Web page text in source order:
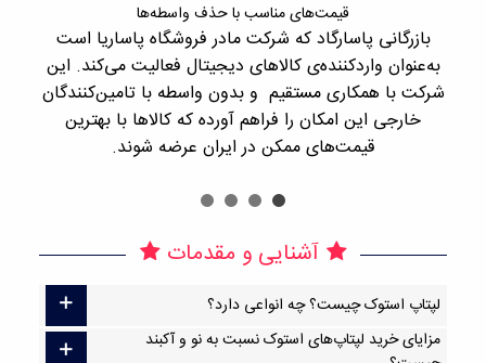
قیمت‌های مناسب با حذف واسطه‌ها
بازرگانی پاسارگاد که شرکت مادر فروشگاه پاساریا است
به‌عنوان واردکننده‌ی کالاهای دیجیتال فعالیت می‌کند. این
شرکت با همکاری مستقیم و بدون واسطه با تامین‌کنندگان
خارجی این امکان را فراهم آورده که کالاها با بهترین
قیمت‌های ممکن در ایران عرضه شوند.
آشنایی و مقدمات
لپتاپ استوک چیست؟ چه انواعی دارد؟
مزایای خرید لپتاپ‌های استوک نسبت به نو و آکبند